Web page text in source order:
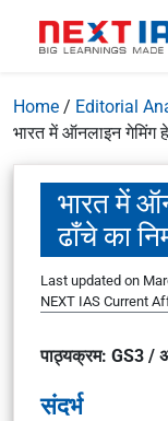
Home / Editorial
भारत में ऑनलाइन गेमिंग
भारत में
ढाँचे का
Last updated on
NEXT IAS Current
पाठ्यक्रम: GS3 /
संदर्भ